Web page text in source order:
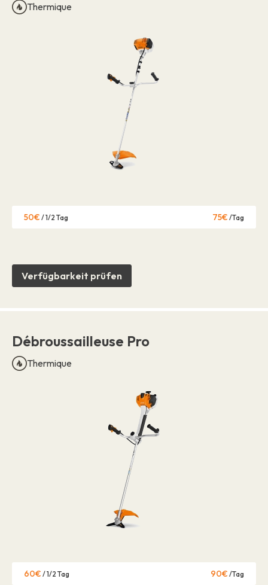
Thermique
50€ / 1/2 Tag 75€ /Tag
Verfügbarkeit prüfen
Débroussailleuse Pro
Thermique
60€ / 1/2 Tag 90€ /Tag